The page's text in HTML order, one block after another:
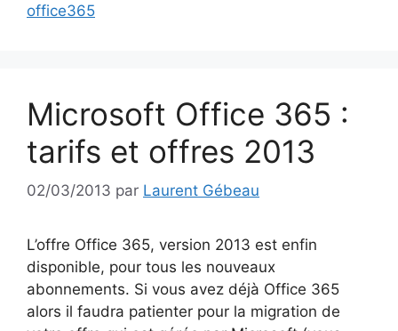
office365
Microsoft Office 365 :
tarifs et offres 2013
02/03/2013 par Laurent Gébeau
L’offre Office 365, version 2013 est enfin
disponible, pour tous les nouveaux
abonnements. Si vous avez déjà Office 365
alors il faudra patienter pour la migration de